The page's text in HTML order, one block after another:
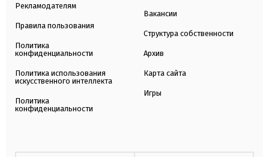
Рекламодателям
Правила пользования
Политика
конфиденциальности
Политика использования
искусственного интеллекта
Политика
конфиденциальности
Вакансии
Структура собственности
Архив
Карта сайта
Игры